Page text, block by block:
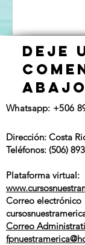
deje
ABAJO
Whatsapp: +506
Dirección: Costa
Teléfonos: (506)
Plataforma virtual:
Correo electrónico
Correo